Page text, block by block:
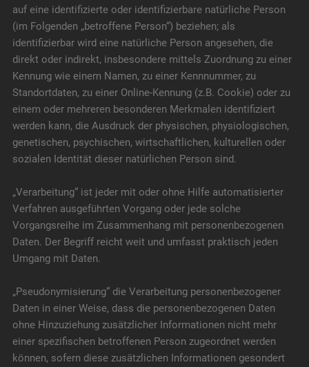
auf eine identifizierte oder identifizierbare natürliche Person
(im Folgenden „betroffene Person“) beziehen; als
identifizierbar wird eine natürliche Person angesehen, die
direkt oder indirekt, insbesondere mittels Zuordnung zu einer
Kennung wie einem Namen, zu einer Kennnummer, zu
Standortdaten, zu einer Online-Kennung (z.B. Cookie) oder zu
einem oder mehreren besonderen Merkmalen identifiziert
werden kann, die Ausdruck der physischen, physiologischen,
genetischen, psychischen, wirtschaftlichen, kulturellen oder
sozialen Identität dieser natürlichen Person sind.
„Verarbeitung“ ist jeder mit oder ohne Hilfe automatisierter
Verfahren ausgeführten Vorgang oder jede solche
Vorgangsreihe im Zusammenhang mit personenbezogenen
Daten. Der Begriff reicht weit und umfasst praktisch jeden
Umgang mit Daten.
„Pseudonymisierung“ die Verarbeitung personenbezogener
Daten in einer Weise, dass die personenbezogenen Daten
ohne Hinzuziehung zusätzlicher Informationen nicht mehr
einer spezifischen betroffenen Person zugeordnet werden
können, sofern diese zusätzlichen Informationen gesondert